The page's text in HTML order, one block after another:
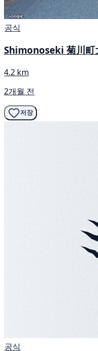
공식
Shimonoseki 菊川町
4.2 km
2개월 전
저장
공식